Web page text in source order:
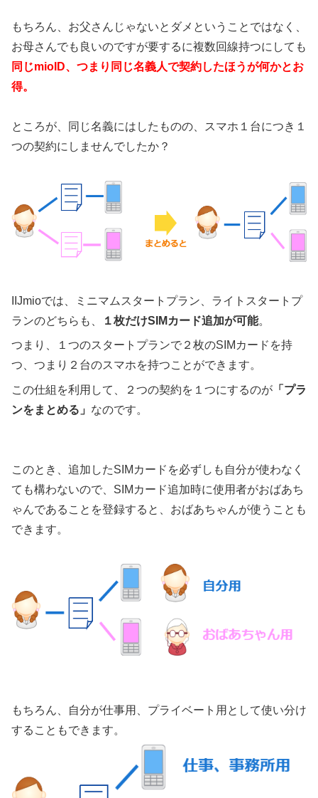
もちろん、お父さんじゃないとダメということではなく、
お母さんでも良いのですが要するに複数回線持つにしても
同じmioID、つまり同じ名義人で契約したほうが何かとお
得。
ところが、同じ名義にはしたものの、スマホ１台につき１
つの契約にしませんでしたか？
IIJmioでは、ミニマムスタートプラン、ライトスタートプ
ランのどちらも、
１枚だけSIMカード追加が可能。
つまり、１つのスタートプランで２枚のSIMカードを持
つ、つまり２台のスマホを持つことができます。
この仕組を利用して、２つの契約を１つにするのが 「プラ
ンをまとめる」 なのです。
このとき、追加したSIMカードを必ずしも自分が使わなく
ても構わないので、SIMカード追加時に使用者がおばあち
ゃんであることを登録すると、おばあちゃんが使うことも
できます。
もちろん、自分が仕事用、プライベート用として使い分け
することもできます。